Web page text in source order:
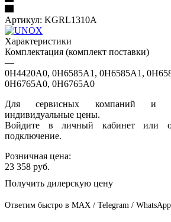
Артикул: KGRL1310A
Характеристики
Комплектация (комплект поставки)
—
0H4420A0, 0H6585A1, 0H6585A1,
0H6765A0, 0H6765A0
Для сервисных компаний и
индивидуальные цены.
Войдите в личный кабинет или
подключение.
Розничная цена:
23 358 руб.
Получить дилерскую цену
Ответим быстро в MAX / Telegram / WhatsApp